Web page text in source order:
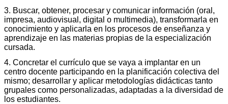
3. Buscar, obtener, procesar y comunicar información (oral,
impresa, audiovisual, digital o multimedia), transformarla en
conocimiento y aplicarla en los procesos de enseñanza y
aprendizaje en las materias propias de la especialización
cursada.
4. Concretar el currículo que se vaya a implantar en un
centro docente participando en la planificación colectiva del
mismo; desarrollar y aplicar metodologías didácticas tanto
grupales como personalizadas, adaptadas a la diversidad de
los estudiantes.